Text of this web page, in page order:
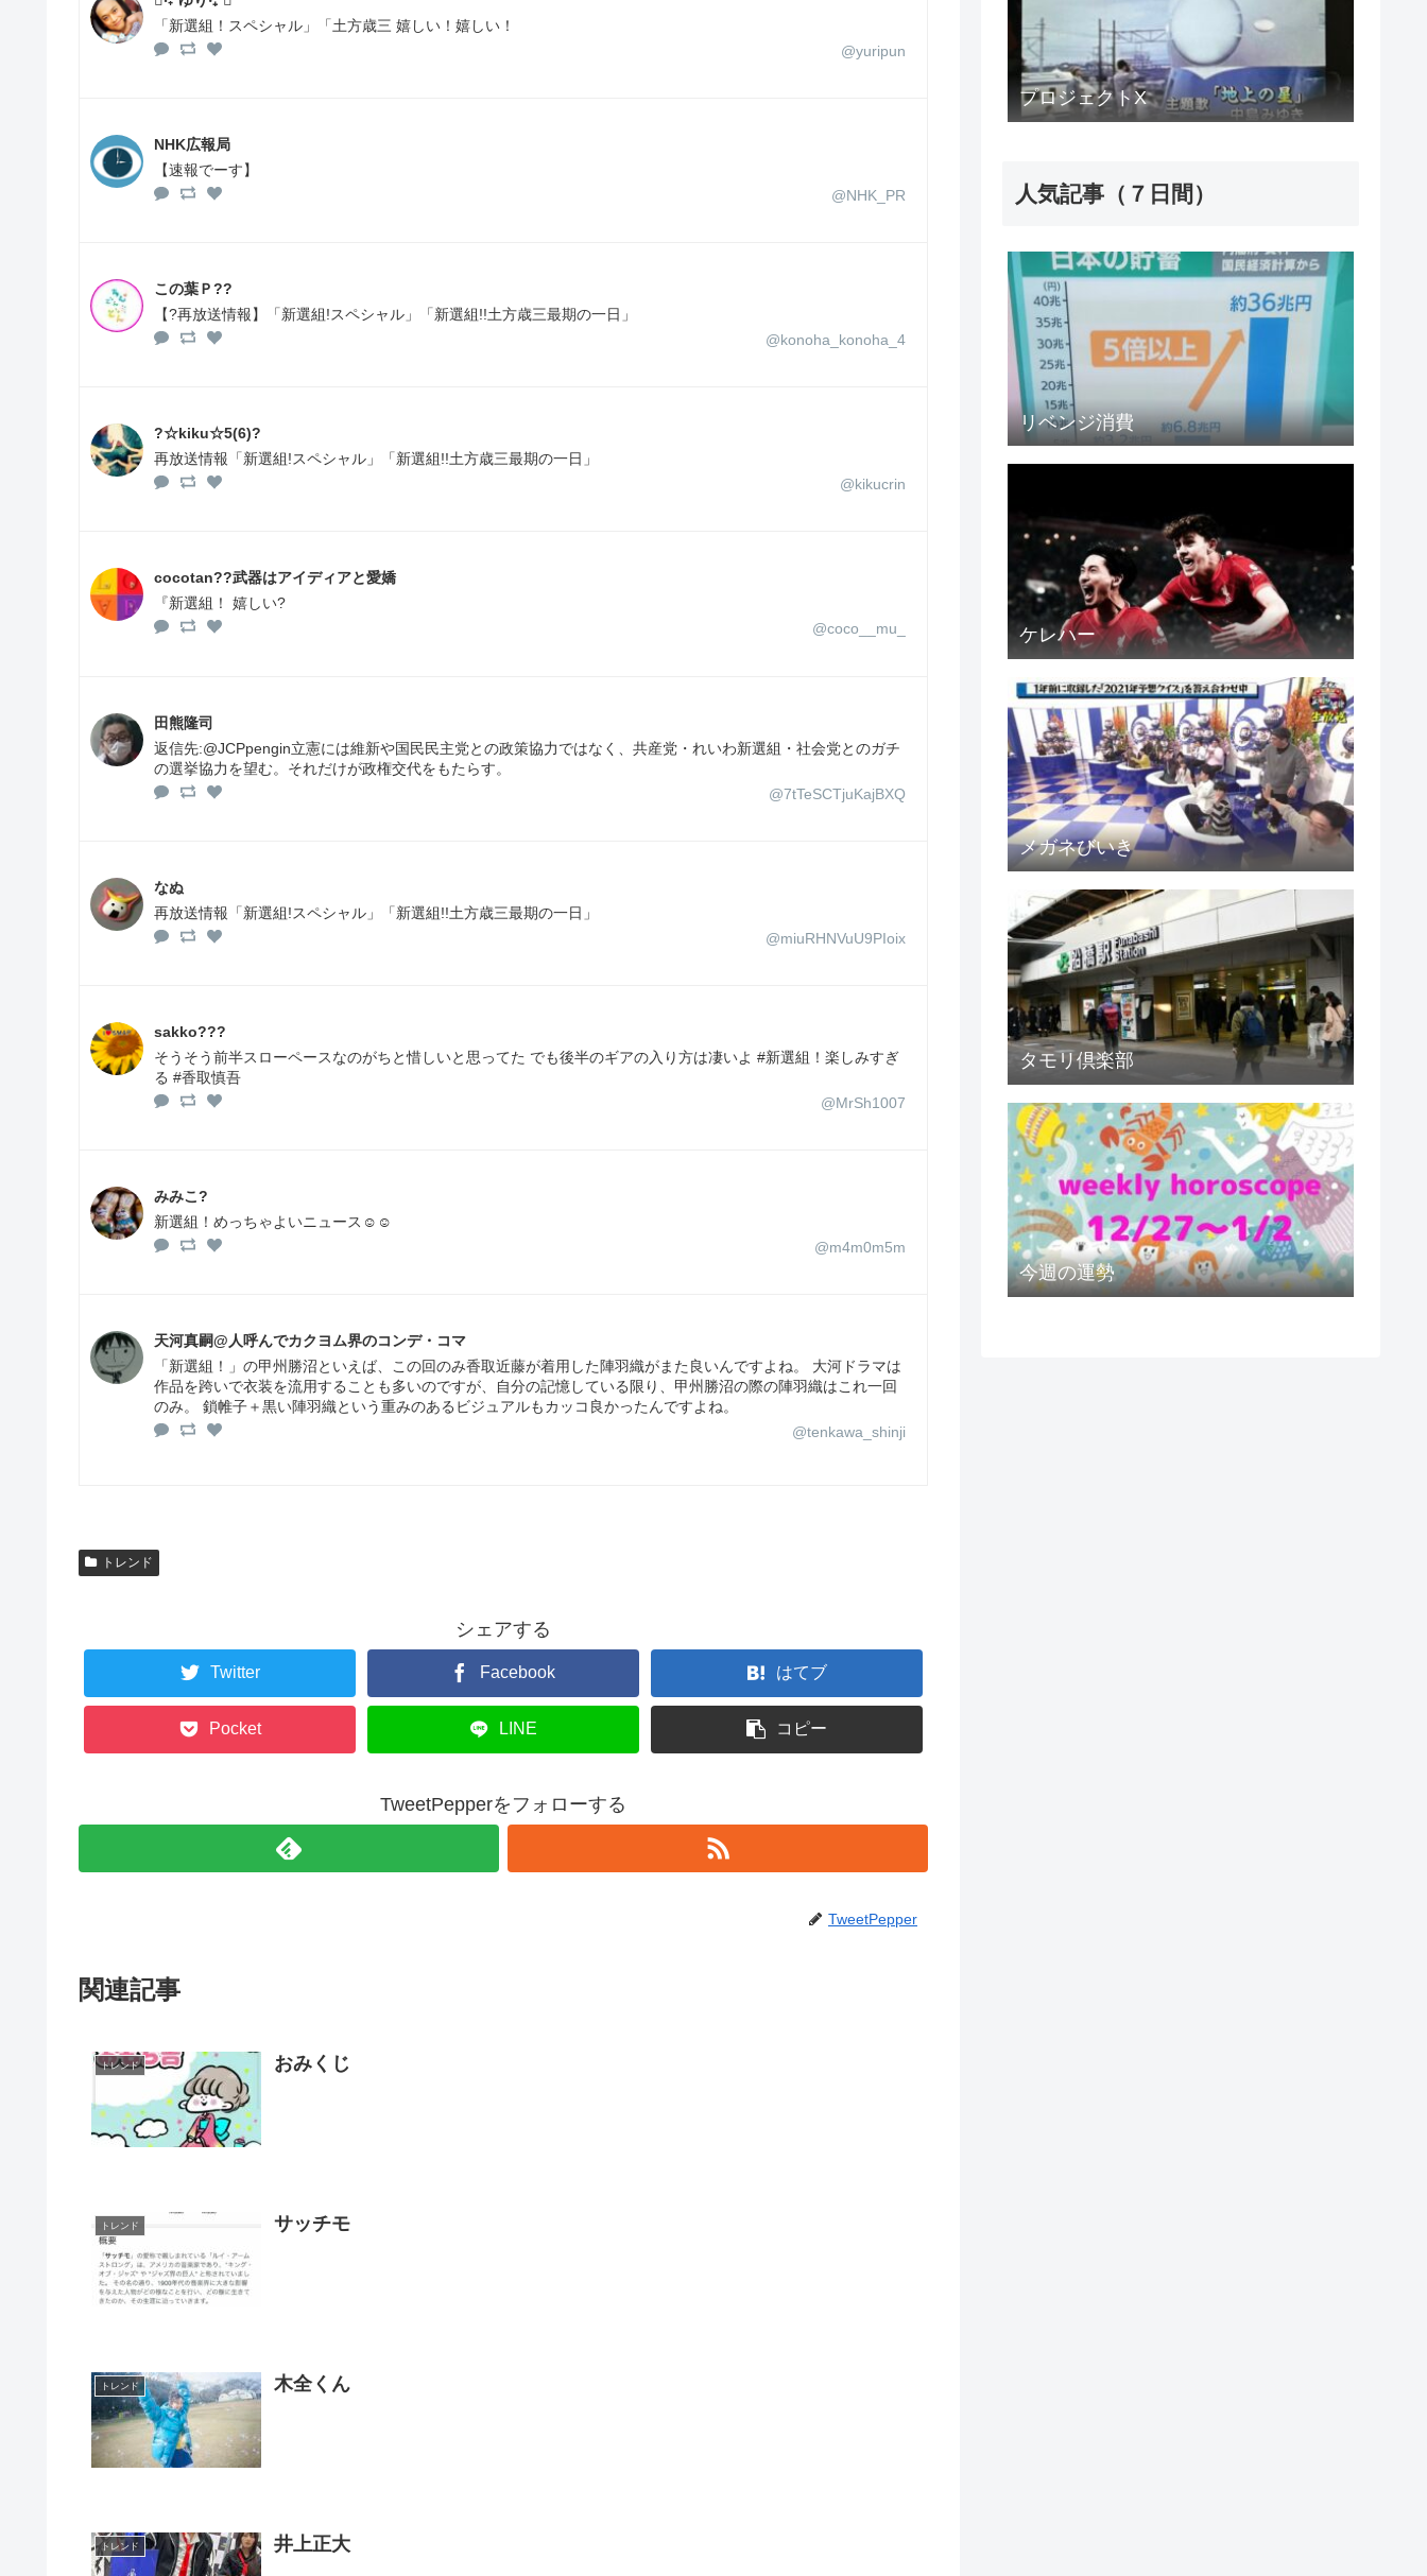
「新選組！スペシャル」「土方歳三 嬉しい！嬉しい！
@yuripun
NHK広報局
【速報でーす】
@NHK_PR
この葉Ｐ??
【?️再放送情報】「新選組!スペシャル」「新選組!!土方歳三最期の一日」
@konoha_konoha_4
?☆kiku☆5(6)?
再放送情報「新選組!スペシャル」「新選組!!土方歳三最期の一日」
@kikucrin
cocotan??武器はアイディアと愛嬌
『新選組！ 嬉しい?
@coco__mu_
田熊隆司
返信先:@JCPpengin立憲には維新や国民民主党との政策協力ではなく、共産党・れいわ新選組・社会党とのガチ
の選挙協力を望む。それだけが政権交代をもたらす。
@7tTeSCTjuKajBXQ
なぬ
再放送情報「新選組!スペシャル」「新選組!!土方歳三最期の一日」
@miuRHNVuU9PIoix
sakko???
そうそう前半スローペースなのがちと惜しいと思ってた でも後半のギアの入り方は凄いよ #新選組！楽しみすぎ
る #香取慎吾
@MrSh1007
みみこ?
新選組！めっちゃよいニュース☺️☺️
@m4m0m5m
天河真嗣@人呼んでカクヨム界のコンデ・コマ
「新選組！」の甲州勝沼といえば、この回のみ香取近藤が着用した陣羽織がまた良いんですよね。 大河ドラマは
作品を跨いで衣装を流用することも多いのですが、自分の記憶している限り、甲州勝沼の際の陣羽織はこれ一回
のみ。 鎖帷子＋黒い陣羽織という重みのあるビジュアルもカッコ良かったんですよね。
@tenkawa_shinji
トレンド
シェアする
Twitter Facebook はてブ
Pocket LINE コピー
TweetPepperをフォローする
TweetPepper
関連記事
トレンド おみくじ
トレンド サッチモ
トレンド 木全くん
トレンド 井上正大
プロジェクトX
人気記事（７日間）
リベンジ消費
ケレハー
メガネびいき
タモリ倶楽部
今週の運勢